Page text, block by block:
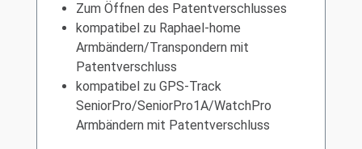
Zum Öffnen des Patentverschlusses
kompatibel zu Raphael-home
Armbändern/Transpondern mit
Patentverschluss
kompatibel zu GPS-Track
SeniorPro/SeniorPro1A/WatchPro
Armbändern mit Patentverschluss